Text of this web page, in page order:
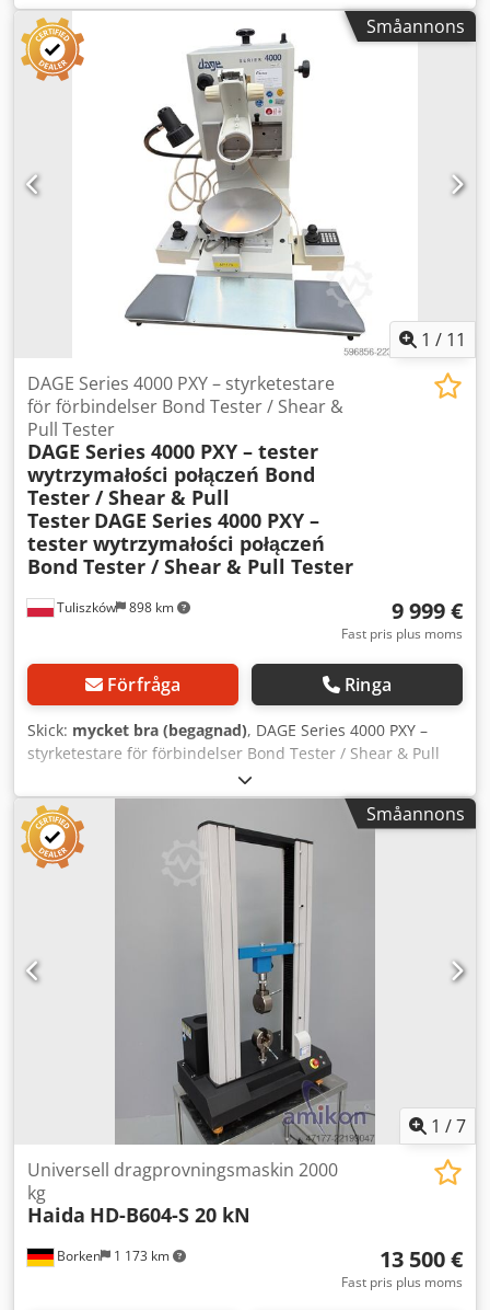
(Bond Pull) och skjuvhållfasthetsprov (Die Shear) inom
halvledar- och elektronikindustrin. Enheten används i
kvalitetskontrolllaboratorier, forsknings- och
utvecklingsavdelningar samt vid tillverkning av
mikroelektroniska komponenter. Exemplaret är utrustat
med ett precist positioneringsbord, joystickstyrning, en
panel med numeriskt tangentbord och arbetsbelysning. I
paketet ingår även ett original PCI-styrkort (Baldor
NextMove PCI-2 Motion Control Card) samt ytterligare
elektroniska komponenter som syns på bilderna, vilket
utgör ett värdefullt komplement till setet. Tekniska data:
Tillverkare: DAGE (Nordson DAGE) Modell: DAGE Series
4000 Bond Tester Tillverkningsår: 2010 Strömförsörjning:
110 / 230 V AC, enfas Crodpfszma Tbjx Acdof Frekvens:
50/60 Hz Effekt: 250 VA Styrning via joystick och
tangentbord Precist XY-positioneringsbord Kräver tryckluft:
4 bar (oljefri) Anslutning för vakuum Mycket gott skick. Det
erbjudna setet överensstämmer med bilderna och
inkluderar alla synliga komponenter, inklusive det extra
PCI-styrkortet.
Småannons
1 / 11
Tuliszków 898 km
DAGE Series 4000 PXY – styrketestare
för förbindelser Bond Tester / Shear &
Pull Tester
DAGE Series 4000 PXY – tester
wytrzymałości połączeń Bond
Tester / Shear & Pull
Tester DAGE Series 4000 PXY –
tester wytrzymałości połączeń
Bond Tester / Shear & Pull Tester
9 999 €
Fast pris plus moms
Förfråga Ringa
Skick: mycket bra (begagnad), DAGE Series 4000 PXY –
styrketestare för förbindelser Bond Tester / Shear & Pull
Tester Codpjzma Skefx Acdsrf
Småannons
1 /7
Borken 1 173 km
Universell dragprovningsmaskin 2000
kg
Haida HD-B604-S 20 kN
13 500 €
Fast pris plus moms